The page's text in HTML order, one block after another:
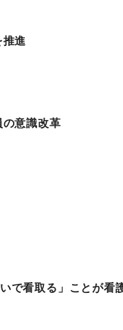
進
意識改革
で看取る」ことが看